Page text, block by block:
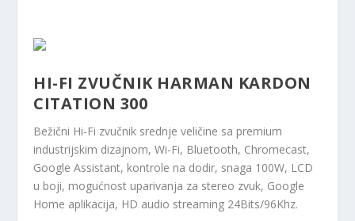
HI-FI ZVUČNIK HARMAN KARDON
CITATION 300
Bežični Hi-Fi zvučnik srednje veličine sa premium
industrijskim dizajnom, Wi-Fi, Bluetooth, Chromecast,
Google Assistant, kontrole na dodir, snaga 100W, LCD
u boji, mogućnost uparivanja za stereo zvuk, Google
Home aplikacija, HD audio streaming 24Bits/96Khz.